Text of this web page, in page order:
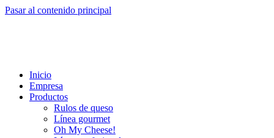
Pasar al contenido principal
Inicio
Empresa
Productos
Rulos de queso
Línea gourmet
Oh My Cheese!